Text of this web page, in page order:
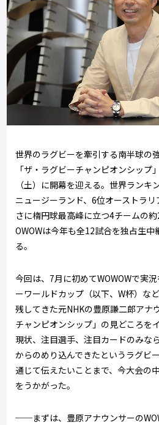
世界のラグビーを牽引する南半球の
「ザ・ラグビーチャンピオンシップ
（土）に開幕を迎える。世界ラン
ニュージーランド、6位オーストラ
さに楕円球最高峰に立つ4チームの
OWOWは今年も全12試合を独占生
る。
今回は、7月に初めてWOWOWで実
ーワールドカップ（以下、W杯）な
残してきた元NHKの豊原謙二郎アナ
チャンピオンシップ」の見どころを
現状、注目選手、注目カードのみな
からのめり込んできたというラグビ
通じて伝えたいことまで、今大会の
をうかがった。
──まずは、豊原アナウンサーの